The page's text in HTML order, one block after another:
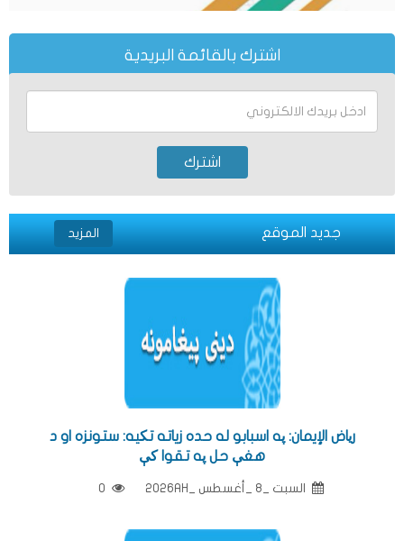
اشترك بالقائمة البريدية
اشترك
جديد الموقع المزيد
ریاض الإيمان: په اسبابو له حده زياته تکيه: ستونزه او د
هغې حل په تقوا کې
السبت _8 _أغسطس _2026AH 0